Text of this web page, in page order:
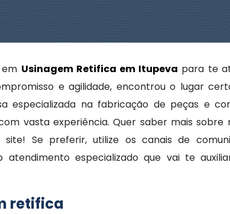
Usinagem Retifica em Itupeva para te
e agilidade, encontrou o lugar
especializada na fabricação de peças e
vasta experiência. Quer saber mais sobre
site! Se preferir, utilize os canais de
especializado que vai te
retifica